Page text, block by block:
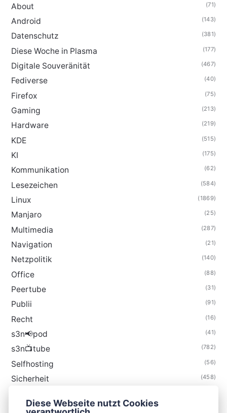
About (71)
Android (143)
Datenschutz (381)
Diese Woche in Plasma (177)
Digitale Souveränität (467)
Fediverse (40)
Firefox (75)
Gaming (213)
Hardware (219)
KDE (515)
KI (175)
Kommunikation (62)
Lesezeichen (584)
Linux (1869)
Manjaro (25)
Multimedia (287)
Navigation (21)
Netzpolitik (140)
Office (88)
Peertube (31)
Publii (91)
Recht (16)
s3n📢pod (41)
s3n📺tube (782)
Selfhosting (56)
Sicherheit (458)
Thunderbird
Diese Webseite nutzt Cookies